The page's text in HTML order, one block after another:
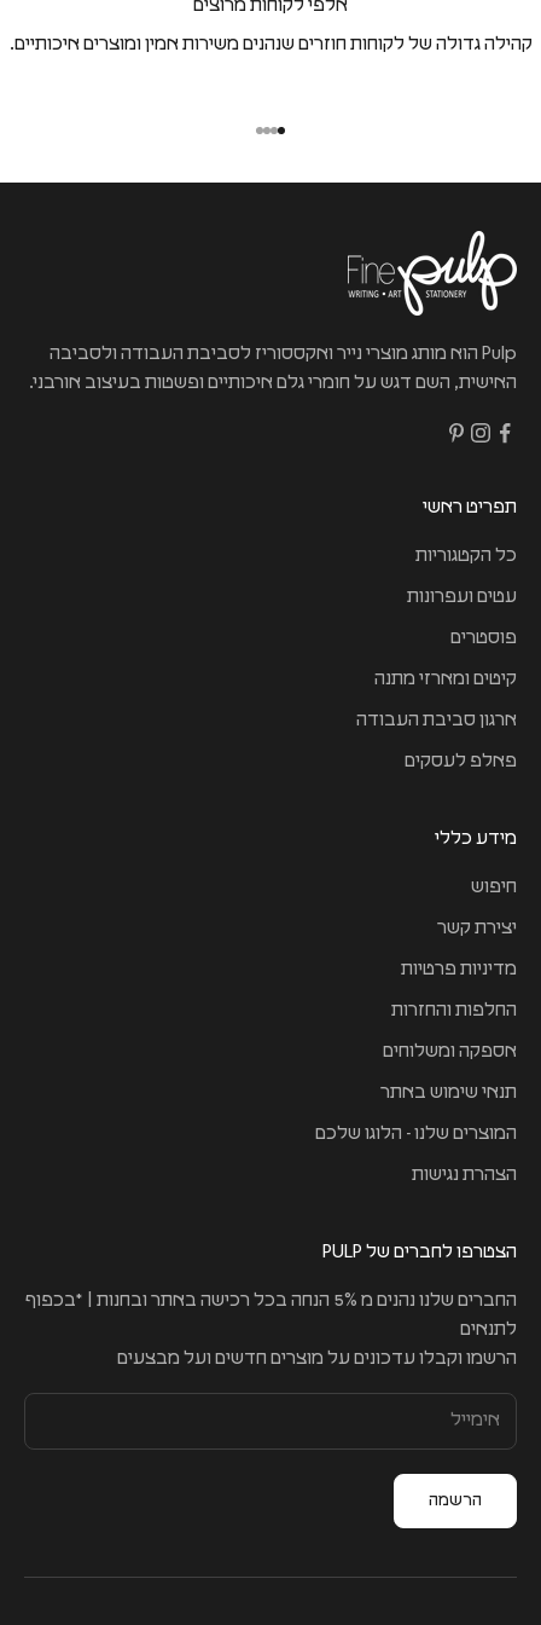
אלפי לקוחות מרוצים
קהילה גדולה של לקוחות חוזרים שנהנים משירות אמין ומוצרים איכותיים.
Pulp הוא מותג מוצרי נייר ואקססוריז לסביבת העבודה ולסביבה
האישית, השם דגש על חומרי גלם איכותיים ופשטות בעיצוב אורבני.
תפריט ראשי
כל הקטגוריות
עטים ועפרונות
פוסטרים
קיטים ומארזי מתנה
ארגון סביבת העבודה
פאלפ לעסקים
מידע כללי
חיפוש
יצירת קשר
מדיניות פרטיות
החלפות והחזרות
אספקה ומשלוחים
תנאי שימוש באתר
המוצרים שלנו - הלוגו שלכם
הצהרת נגישות
הצטרפו לחברים של PULP
החברים שלנו נהנים מ 5% הנחה בכל רכישה באתר ובחנות | *בכפוף
לתנאים
הרשמו וקבלו עדכונים על מוצרים חדשים ועל מבצעים
הרשמה